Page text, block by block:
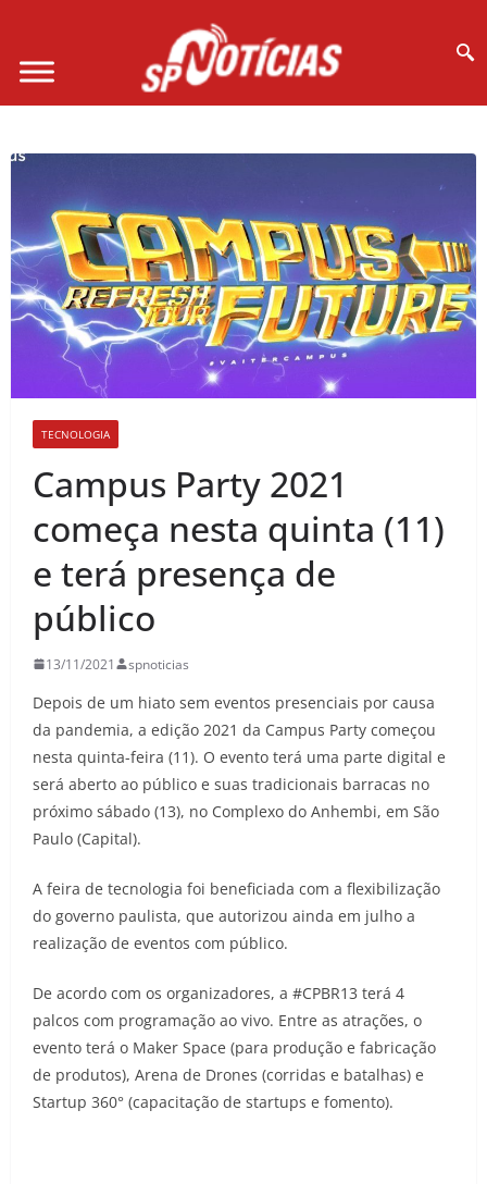
TECNOLOGIA
Campus Party 2021
começa nesta quinta (11)
e terá presença de
público
13/11/2021 spnoticias
Depois de um hiato sem eventos presenciais por causa
da pandemia, a edição 2021 da Campus Party começou
nesta quinta-feira (11). O evento terá uma parte digital e
será aberto ao público e suas tradicionais barracas no
próximo sábado (13), no Complexo do Anhembi, em São
Paulo (Capital).
A feira de tecnologia foi beneficiada com a flexibilização
do governo paulista, que autorizou ainda em julho a
realização de eventos com público.
De acordo com os organizadores, a #CPBR13 terá 4
palcos com programação ao vivo. Entre as atrações, o
evento terá o Maker Space (para produção e fabricação
de produtos), Arena de Drones (corridas e batalhas) e
Startup 360° (capacitação de startups e fomento).